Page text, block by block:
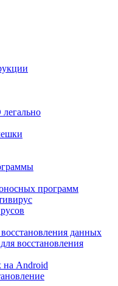
программ
данных
восстановления
на Android